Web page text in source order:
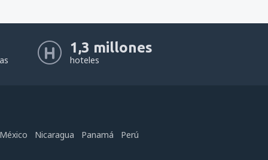
1,3 millones
hoteles
México Nicaragua Panamá
Perú